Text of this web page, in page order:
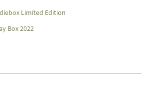
Limited Edition
Box 2022